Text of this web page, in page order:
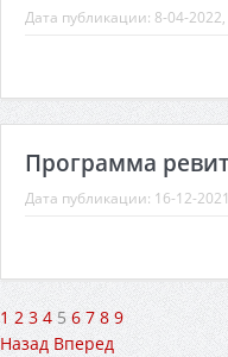
Дата публикации: 8-04-
Программа
Дата публикации: 16-12-
1 2 3 4 5 6 7 8 9
Назад Вперед